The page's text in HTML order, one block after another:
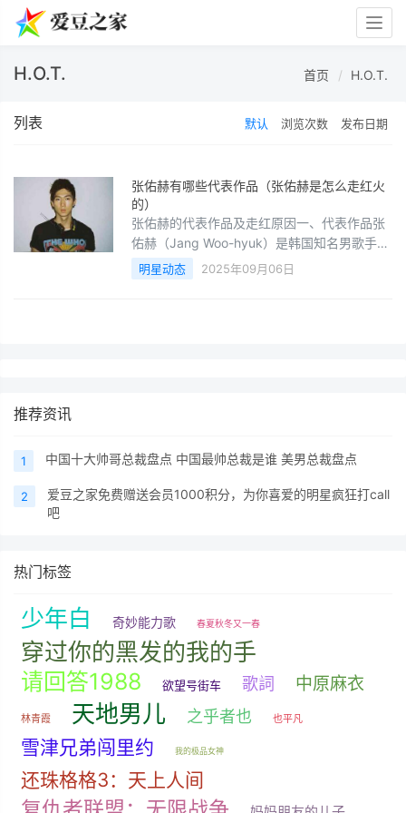
H.O.T. 首页 H.O.T.
列表 默认 浏览次数 发布日期
张佑赫有哪些代表作品（张佑赫是怎么走红火
的）
张佑赫的代表作品及走红原因一、代表作品张
佑赫（Jang Woo-hyuk）是韩国知名男歌手、
演员，其职业生涯横跨音乐、影视及舞台剧领
域，代表作涵盖多个时期：1. 音乐作品H.O.T.
明星动态 2025年09月06日
推荐资讯
1 中国十大帅哥总裁盘点 中国最帅总裁是谁 美男总裁盘点
2
爱豆之家免费赠送会员1000积分，为你喜爱的明星疯狂打call
吧
热门标签
少年白 奇妙能力歌 春夏秋冬又一春
穿过你的黑发的我的手
请回答1988 欲望号街车 歌詞 中原麻衣
林青霞 天地男儿 之乎者也 也平凡
雪津兄弟闯里约 我的极品女神
还珠格格3：天上人间